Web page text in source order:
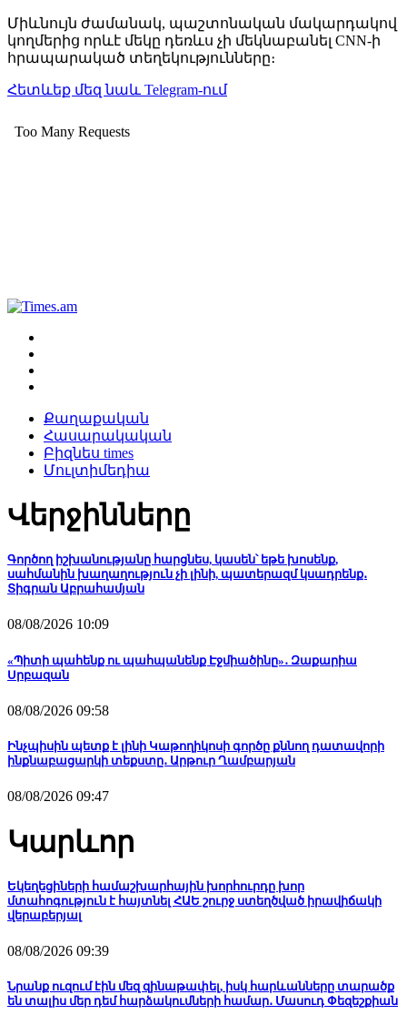
Միևնույն ժամանակ, պաշտոնական մակարդակով
կողմերից որևէ մեկը դեռևս չի մեկնաբանել CNN-ի
հրապարակած տեղեկությունները։
Հետևեք մեզ նաև Telegram-ում
Քաղաքական
Հասարակական
Բիզնես times
Մուլտիմեդիա
Վերջինները
Գործող իշխանությանը հարցնես, կասեն՝ եթե խոսենք,
սահմանին խաղաղություն չի լինի, պատերազմ կսադրենք․
Տիգրան Աբրահամյան
08/08/2026 10:09
«Պիտի պահենք ու պահպանենք Էջմիածինը»․ Զաքարիա
Սրբազան
08/08/2026 09:58
Ինչպիսին պետք է լինի Կաթողիկոսի գործը քննող դատավորի
ինքնաբացարկի տեքստը․ Արթուր Ղամբարյան
08/08/2026 09:47
Կարևոր
Եկեղեցիների համաշխարհային խորհուրդը խոր
մտահոգություն է հայտնել ՀԱԵ շուրջ ստեղծված իրավիճակի
վերաբերյալ
08/08/2026 09:39
Նրանք ուզում էին մեզ զինաթափել, իսկ հարևանները տարածք
են տալիս մեր դեմ հարձակումների համար․ Մասուդ Փեզեշքիան